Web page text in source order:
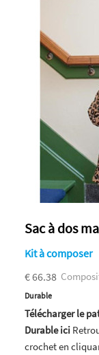
Sac à dos
Kit à composer
€ 66.38
Durable
Télécharger le
Durable ici
crochet en